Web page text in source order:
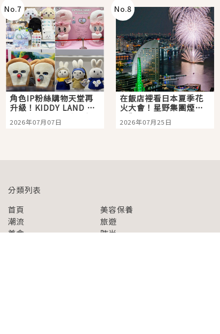
No.7
角色IP粉絲購物天堂再
升級！KIDDY LAND 原
宿店吉伊卡哇迎客，新
開幕 OMOKADO 店3分
2026年07月07日
No.8
在飯店裡看日本夏季花
火大會！星野集團煙火
景觀飯店6選，讓你不用
人擠人悠閒欣賞
2026年07月25日
分類列表
首頁
美容保養
潮流
旅遊
美食
時尚